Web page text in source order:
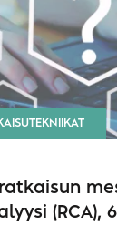
(RCA),